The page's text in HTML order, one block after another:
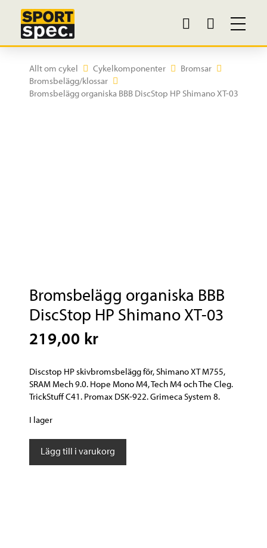
Allt om cykel Cykelkomponenter
Bromsar
Bromsbelägg/klossar
Bromsbelägg organiska BBB DiscStop HP Shimano XT-03
Bromsbelägg organiska BBB
DiscStop HP Shimano XT-03
219,00 kr
Discstop HP skivbromsbelägg för, Shimano XT M755,
SRAM Mech 9.0. Hope Mono M4, Tech M4 och The Cleg.
TrickStuff C41. Promax DSK-922. Grimeca System 8.
I lager
Bromsbelägg
Lägg till i varukorg